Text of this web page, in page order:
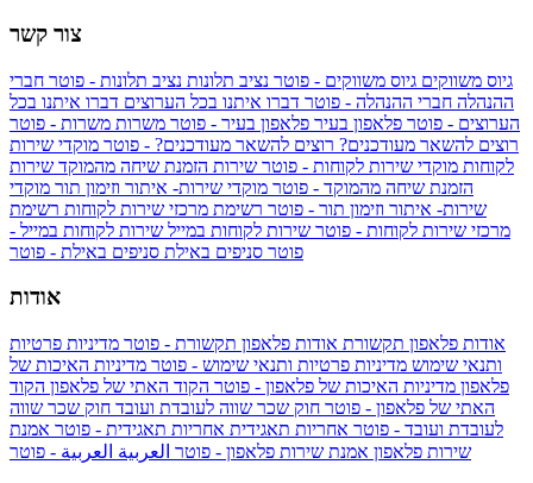
צור קשר
גיוס משווקים גיוס משווקים - פוטר נציב תלונות נציב תלונות - פוטר חברי
ההנהלה חברי ההנהלה - פוטר דברו איתנו בכל הערוצים דברו איתנו בכל
הערוצים - פוטר פלאפון בעיר פלאפון בעיר - פוטר משרות משרות - פוטר
רוצים להשאר מעודכנים? רוצים להשאר מעודכנים? - פוטר מוקדי שירות
לקוחות מוקדי שירות לקוחות - פוטר שירות הזמנת שיחה מהמוקד שירות
הזמנת שיחה מהמוקד - פוטר מוקדי שירות- איתור וזימון תור מוקדי
שירות- איתור וזימון תור - פוטר רשימת מרכזי שירות לקוחות רשימת
מרכזי שירות לקוחות - פוטר שירות לקוחות במייל שירות לקוחות במייל -
פוטר סניפים באילת סניפים באילת - פוטר
אודות
אודות פלאפון תקשורת אודות פלאפון תקשורת - פוטר מדיניות פרטיות
ותנאי שימוש מדיניות פרטיות ותנאי שימוש - פוטר מדיניות האיכות של
פלאפון מדיניות האיכות של פלאפון - פוטר הקוד האתי של פלאפון הקוד
האתי של פלאפון - פוטר חוק שכר שווה לעובדת ועובד חוק שכר שווה
לעובדת ועובד - פוטר אחריות תאגידית אחריות תאגידית - פוטר אמנת
שירות פלאפון אמנת שירות פלאפון - פוטר العربية العربية - פוטר